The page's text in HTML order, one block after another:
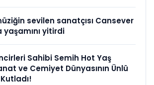
sevilen sanatçısı Cansever
yaşamını yitirdi
Sahibi Semih Hot Yaş
ve Cemiyet Dünyasının Ünlü